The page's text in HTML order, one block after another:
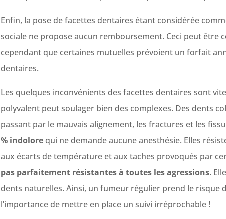
Enfin, la pose de facettes dentaires étant considérée
sociale ne propose aucun remboursement. Ceci peut être
cependant que certaines mutuelles prévoient un forfait
dentaires.
Les quelques inconvénients des facettes dentaires sont
polyvalent peut soulager bien des complexes. Des dents
passant par le mauvais alignement, les fractures et les
% indolorequi ne demande aucune anesthésie. Elles
aux écarts de température et aux taches provoqués par
pas parfaitement résistantes à toutes les agressions.
dents naturelles. Ainsi, un fumeur régulier prend le risque
l’importance de mettre en place un suivi irréprochable !